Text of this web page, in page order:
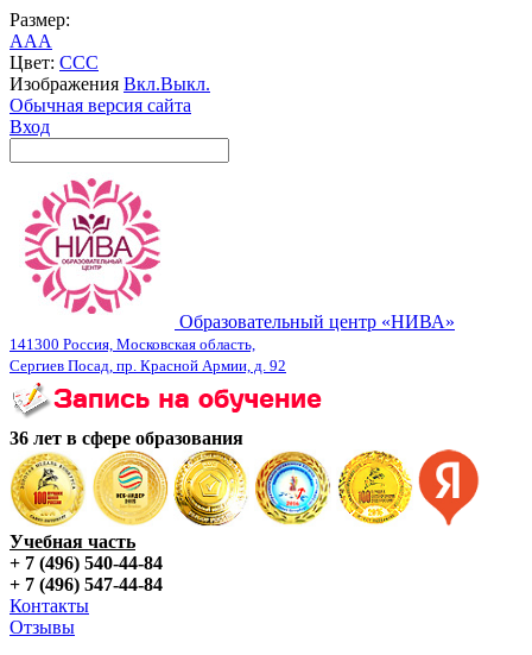
Размер:
AAA
Цвет: CCC
Изображения Вкл.Выкл.
Обычная версия сайта
Вход
Образовательный центр «НИВА»
141300 Россия, Московская область,
Сергиев Посад, пр. Красной Армии, д. 92
36 лет в сфере образования
Учебная часть
+ 7 (496) 540-44-84
+ 7 (496) 547-44-84
Контакты
Отзывы